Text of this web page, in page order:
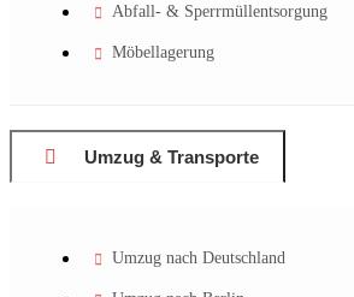
Abfall- & Sperrmüllentsorgung
Möbellagerung
Umzug & Transporte
Umzug nach Deutschland